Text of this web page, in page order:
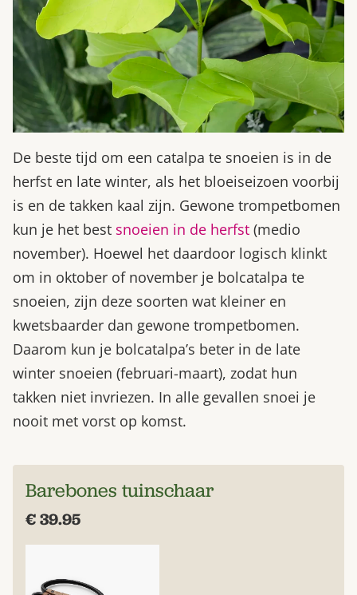
De beste tijd om een catalpa te snoeien is in de
herfst en late winter, als het bloeiseizoen voorbij
is en de takken kaal zijn. Gewone trompetbomen
kun je het best snoeien in de herfst (medio
november). Hoewel het daardoor logisch klinkt
om in oktober of november je bolcatalpa te
snoeien, zijn deze soorten wat kleiner en
kwetsbaarder dan gewone trompetbomen.
Daarom kun je bolcatalpa’s beter in de late
winter snoeien (februari-maart), zodat hun
takken niet invriezen. In alle gevallen snoei je
nooit met vorst op komst.
Barebones tuinschaar
€ 39.95